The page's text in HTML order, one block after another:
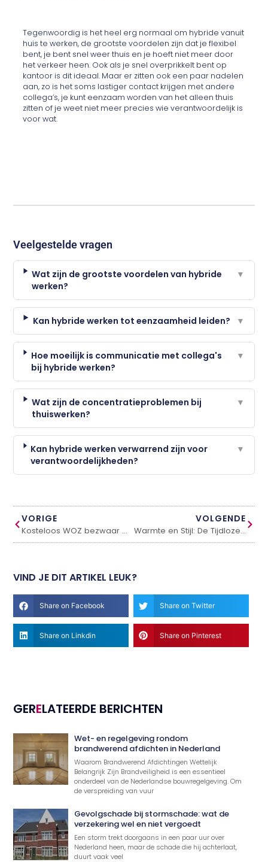
Tegenwoordig is het heel erg normaal om hybride vanuit
huis te werken, de grootste voordelen zijn dat je flexibel
bent, je bent snel weer thuis en je hoeft niet meer door
het verkeer heen. Ook als je snel overprikkelt bent op
kantoor is dit ideaal. Maar er zitten ook een paar nadelen
aan, zo is het soms lastiger contact krijgen met andere
collega’s, je kunt eenzaam worden van het alleen thuis
zitten of je weet niet meer precies wie verantwoordelijk is
voor wat.
Veelgestelde vragen
Wat zijn de grootste voordelen van hybride
werken?
▼
Kan hybride werken tot eenzaamheid leiden? ▼
Hoe moeilijk is communicatie met collega's
bij hybride werken?
▼
Wat zijn de concentratieproblemen bij
thuiswerken?
▼
Kan hybride werken verwarrend zijn voor
verantwoordelijkheden?
▼
VORIGE
Kosteloos WOZ bezwaar maken?
VOLGENDE
Warmte en Stijl: De Tijdloze Schoonheid van Houten Keukens
VIND JE DIT ARTIKEL LEUK?
Share on Facebook Share on Twitter
Share on Linkdin Share on Pinterest
GERELATEERDE BERICHTEN
Wet- en regelgeving rondom
brandwerend afdichten in Nederland
Waarom Brandwerend Afdichtingen Wettelijk
Belangrijk Zijn Brandveiligheid is een essentieel
onderdeel van de Nederlandse bouwregelgeving. Om
de verspreiding van vuur
Gevolgschade bij stormschade: wat de
verzekering wel en niet vergoedt
Een storm trekt doorgaans in een paar uur over
Nederland heen, maar de schade die hij achterlaat,
duurt vaak veel